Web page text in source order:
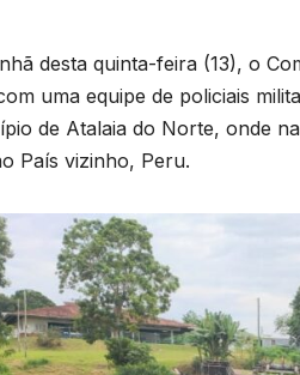
desta quinta-feira (13), o
uma equipe de policiais
de Atalaia do Norte, onde
País vizinho, Peru.